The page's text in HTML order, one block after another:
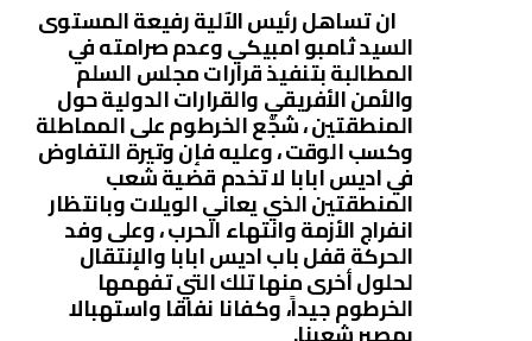
ان تساهل رئيس الآلية رفيعة المستوى
السيد ثامبو امبيكي وعدم صرامته في
المطالبة بتنفيذ قرارات مجلس السلم
والأمن الأفريقي والقرارات الدولية حول
المنطقتين ، شجّع الخرطوم على المماطلة
وكسب الوقت ، وعليه فإن وتيرة التفاوض
في اديس ابابا لا تخدم قضية شعب
المنطقتين الذي يعاني الويلات وبانتظار
انفراج الأزمة وانتهاء الحرب ، وعلى وفد
الحركة قفل باب اديس ابابا والإنتقال
لحلول أخرى منها تلك التي تفهمها
الخرطوم جيداً، وكفانا نفاقا واستهبالا